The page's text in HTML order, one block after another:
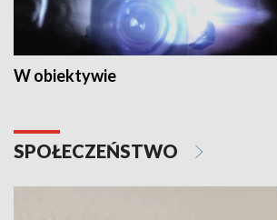
W obiektywie
SPOŁECZEŃSTWO